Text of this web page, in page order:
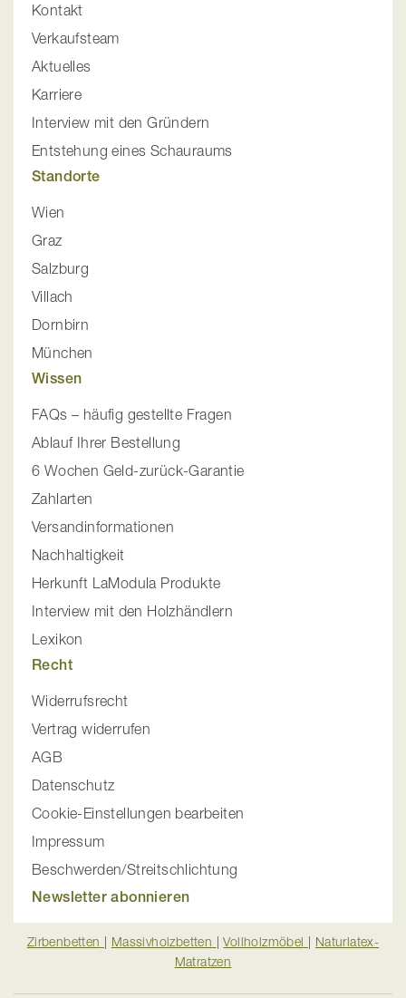
Kontakt
Verkaufsteam
Aktuelles
Karriere
Interview mit den Gründern
Entstehung eines Schauraums
Standorte
Wien
Graz
Salzburg
Villach
Dornbirn
München
Wissen
FAQs – häufig gestellte Fragen
Ablauf Ihrer Bestellung
6 Wochen Geld-zurück-Garantie
Zahlarten
Versandinformationen
Nachhaltigkeit
Herkunft LaModula Produkte
Interview mit den Holzhändlern
Lexikon
Recht
Widerrufsrecht
Vertrag widerrufen
AGB
Datenschutz
Cookie-Einstellungen bearbeiten
Impressum
Beschwerden/Streitschlichtung
Newsletter abonnieren
Zirbenbetten | Massivholzbetten |Vollholzmöbel | Naturlatex-
Matratzen